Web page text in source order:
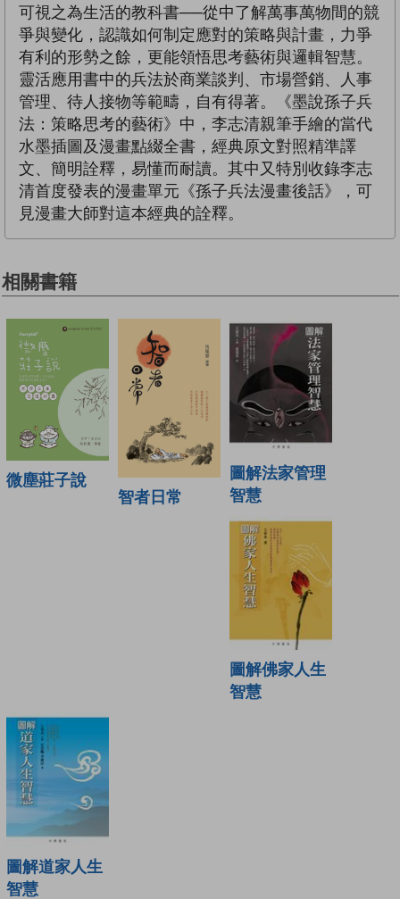
可視之為生活的教科書──從中了解萬事萬物間的競
爭與變化，認識如何制定應對的策略與計畫，力爭
有利的形勢之餘，更能領悟思考藝術與邏輯智慧。
靈活應用書中的兵法於商業談判、市場營銷、人事
管理、待人接物等範疇，自有得著。《墨說孫子兵
法：策略思考的藝術》中，李志清親筆手繪的當代
水墨插圖及漫畫點綴全書，經典原文對照精準譯
文、簡明詮釋，易懂而耐讀。其中又特別收錄李志
清首度發表的漫畫單元《孫子兵法漫畫後話》，可
見漫畫大師對這本經典的詮釋。
相關書籍
微塵莊子說
智者日常
圖解法家管理
智慧
圖解佛家人生
智慧
圖解道家人生
智慧